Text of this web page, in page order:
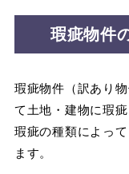
瑕疵物件
瑕疵物件（訳あり
て土地・建物に瑕
瑕疵の種類によっ
ます。